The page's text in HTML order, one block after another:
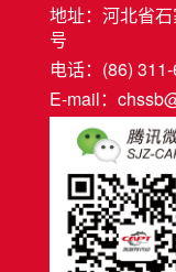
地址：河北省
号
电话：(86)
E-mail：